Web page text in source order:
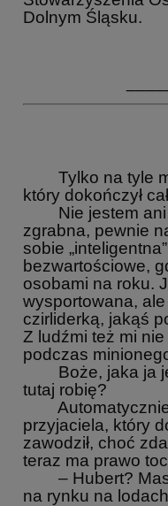
Dolnym Śląsku.
Tylko na tyle
który dokończył
Nie jestem ani
zgrabna, pewnie
sobie
bezwartościowe,
osobami na roku.
wysportowana,
czirliderką, jakąś
Z ludźmi też mi
podczas
Boże, jaka ja
tutaj robię?
Automatycznie
przyjaciela, który
zawodził, choć
teraz ma prawo
– Hubert?
na rynku na